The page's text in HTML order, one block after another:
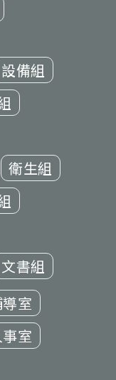
設備組
衛生組
文書組
室
室